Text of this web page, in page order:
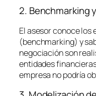
2. Benchmarking
El asesor conoce
(benchmarking) y
negociación son
entidades
empresa no podría